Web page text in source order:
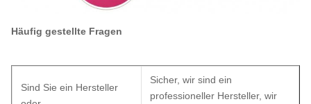
Häufig gestellte Fragen
Sind Sie ein Hersteller
Sicher, wir sind ein
professioneller Hersteller, wir